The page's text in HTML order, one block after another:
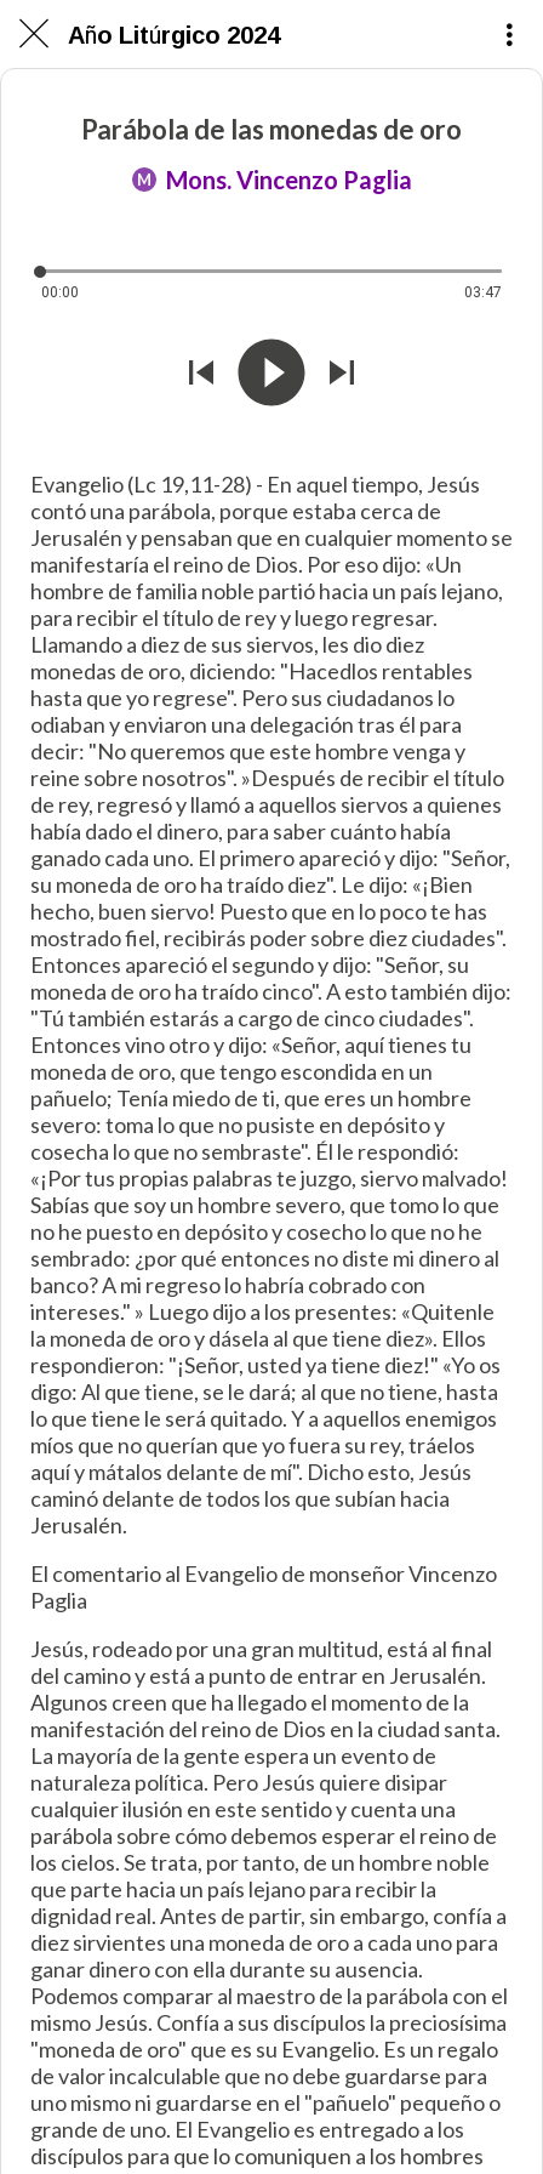
Año Litúrgico 2024
Parábola de las monedas de oro
M Mons. Vincenzo Paglia
00:00 03:47
Evangelio (Lc 19,11-28) - En aquel tiempo, Jesús
contó una parábola, porque estaba cerca de
Jerusalén y pensaban que en cualquier momento se
manifestaría el reino de Dios. Por eso dijo: «Un
hombre de familia noble partió hacia un país lejano,
para recibir el título de rey y luego regresar.
Llamando a diez de sus siervos, les dio diez
monedas de oro, diciendo: "Hacedlos rentables
hasta que yo regrese". Pero sus ciudadanos lo
odiaban y enviaron una delegación tras él para
decir: "No queremos que este hombre venga y
reine sobre nosotros". »Después de recibir el título
de rey, regresó y llamó a aquellos siervos a quienes
había dado el dinero, para saber cuánto había
ganado cada uno. El primero apareció y dijo: "Señor,
su moneda de oro ha traído diez". Le dijo: «¡Bien
hecho, buen siervo! Puesto que en lo poco te has
mostrado fiel, recibirás poder sobre diez ciudades".
Entonces apareció el segundo y dijo: "Señor, su
moneda de oro ha traído cinco". A esto también dijo:
"Tú también estarás a cargo de cinco ciudades".
Entonces vino otro y dijo: «Señor, aquí tienes tu
moneda de oro, que tengo escondida en un
pañuelo; Tenía miedo de ti, que eres un hombre
severo: toma lo que no pusiste en depósito y
cosecha lo que no sembraste". Él le respondió:
«¡Por tus propias palabras te juzgo, siervo malvado!
Sabías que soy un hombre severo, que tomo lo que
no he puesto en depósito y cosecho lo que no he
sembrado: ¿por qué entonces no diste mi dinero al
banco? A mi regreso lo habría cobrado con
intereses." » Luego dijo a los presentes: «Quitenle
la moneda de oro y dásela al que tiene diez». Ellos
respondieron: "¡Señor, usted ya tiene diez!" «Yo os
digo: Al que tiene, se le dará; al que no tiene, hasta
lo que tiene le será quitado. Y a aquellos enemigos
míos que no querían que yo fuera su rey, tráelos
aquí y mátalos delante de mí". Dicho esto, Jesús
caminó delante de todos los que subían hacia
Jerusalén.
El comentario al Evangelio de monseñor Vincenzo
Paglia
Jesús, rodeado por una gran multitud, está al final
del camino y está a punto de entrar en Jerusalén.
Algunos creen que ha llegado el momento de la
manifestación del reino de Dios en la ciudad santa.
La mayoría de la gente espera un evento de
naturaleza política. Pero Jesús quiere disipar
cualquier ilusión en este sentido y cuenta una
parábola sobre cómo debemos esperar el reino de
los cielos. Se trata, por tanto, de un hombre noble
que parte hacia un país lejano para recibir la
dignidad real. Antes de partir, sin embargo, confía a
diez sirvientes una moneda de oro a cada uno para
ganar dinero con ella durante su ausencia.
Podemos comparar al maestro de la parábola con el
mismo Jesús. Confía a sus discípulos la preciosísima
"moneda de oro" que es su Evangelio. Es un regalo
de valor incalculable que no debe guardarse para
uno mismo ni guardarse en el "pañuelo" pequeño o
grande de uno. El Evangelio es entregado a los
discípulos para que lo comuniquen a los hombres